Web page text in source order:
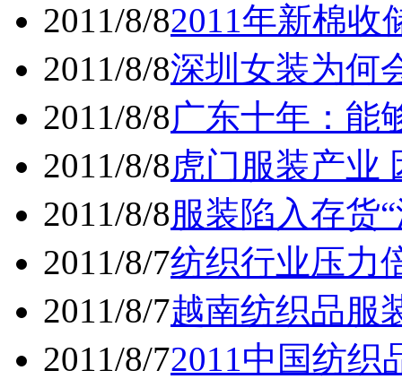
2011/8/82011年新棉收
2011/8/8深圳女装为何
2011/8/8广东十年：能
2011/8/8虎门服装产业
2011/8/8服装陷入存货
2011/8/7纺织行业压力
2011/8/7越南纺织品服
2011/8/72011中国纺织